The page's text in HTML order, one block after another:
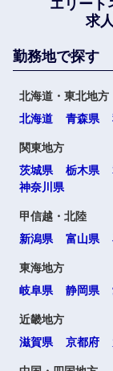
エリート
求
勤務地で探す
北海道・東北地方
北海道
青森県
関東地方
茨城県
栃木県
神奈川県
甲信越・北陸
新潟県
富山県
東海地方
岐阜県
静岡県
近畿地方
滋賀県
京都府